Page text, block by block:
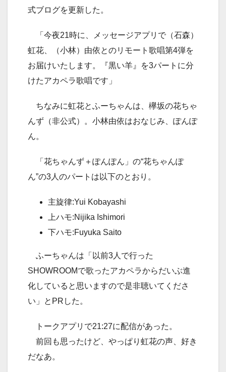
式ブログを更新した。
「今夜21時に、メッセージアプリで（石森）
虹花、（小林）由依とのリモート歌唱第4弾を
お届けいたします。『黒い羊』を3パートに分
けたアカペラ歌唱です」
ちなみに虹花とふーちゃんは、欅坂の花ちゃ
んず（非公式）。小林由依はおなじみ、ぽんぽ
ん。
「花ちゃんず＋ぽんぽん」の“花ちゃんぽ
ん”の3人のパートは以下のとおり。
主旋律:Yui Kobayashi
上ハモ:Nijika Ishimori
下ハモ:Fuyuka Saito
ふーちゃんは「以前3人で行った
SHOWROOMで歌ったアカペラからだいぶ進
化していると思いますので是非聴いてくださ
い」とPRした。
トークアプリで21:27に配信があった。
前回も思ったけど、やっぱり虹花の声、好き
だなあ。